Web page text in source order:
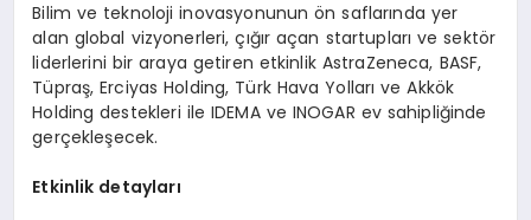
Bilim ve teknoloji inovasyonunun ön saflarında yer
alan global vizyonerleri, çığır açan startupları ve sektör
liderlerini bir araya getiren etkinlik AstraZeneca, BASF,
Tüpraş, Erciyas Holding, Türk Hava Yolları ve Akkök
Holding destekleri ile IDEMA ve INOGAR ev sahipliğinde
gerçekleşecek.
Etkinlik detayları